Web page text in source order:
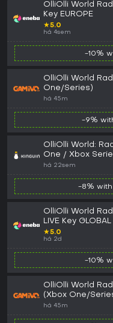
OlliOlli World
Key EUROPE
★5.0
há 4sem
-10%
OlliOlli World
One/Series)
há 45m
-9%
OlliOlli World:
One / Xbox
há 22sem
-8% with
OlliOlli World
LIVE Key GLOBAL
★5.0
há 2d
-10%
OlliOlli World
(Xbox One/
há 45m